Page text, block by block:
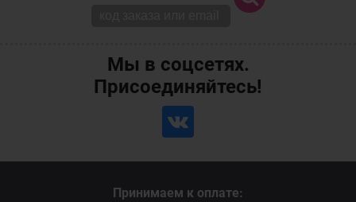
Мы в соцсетях.
Присоединяйтесь!
Принимаем к оплате: